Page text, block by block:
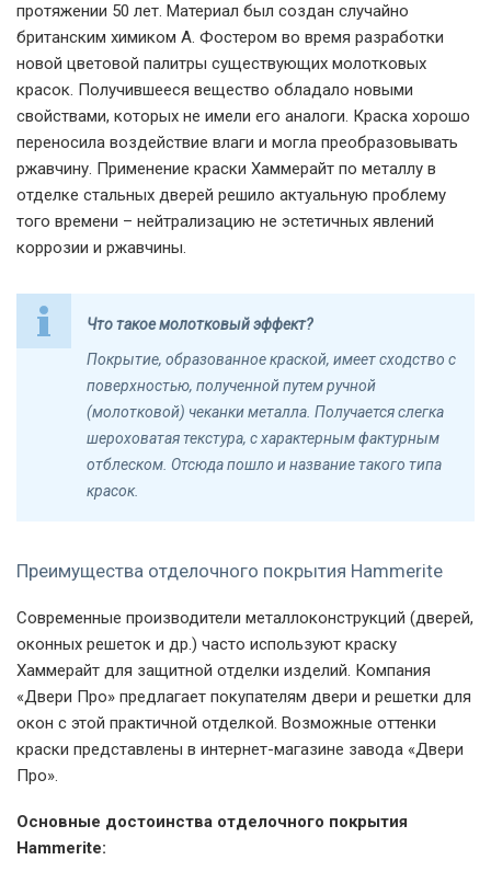
протяжении 50 лет. Материал был создан случайно
британским химиком А. Фостером во время разработки
новой цветовой палитры существующих молотковых
красок. Получившееся вещество обладало новыми
свойствами, которых не имели его аналоги. Краска хорошо
переносила воздействие влаги и могла преобразовывать
ржавчину. Применение краски Хаммерайт по металлу в
отделке стальных дверей решило актуальную проблему
того времени – нейтрализацию не эстетичных явлений
коррозии и ржавчины.
Что такое молотковый эффект?
Покрытие, образованное краской, имеет сходство с
поверхностью, полученной путем ручной
(молотковой) чеканки металла. Получается слегка
шероховатая текстура, с характерным фактурным
отблеском. Отсюда пошло и название такого типа
красок.
Преимущества отделочного покрытия Hammerite
Современные производители металлоконструкций (дверей,
оконных решеток и др.) часто используют краску
Хаммерайт для защитной отделки изделий. Компания
«Двери Про» предлагает покупателям двери и решетки для
окон с этой практичной отделкой. Возможные оттенки
краски представлены в интернет-магазине завода «Двери
Про».
Основные достоинства отделочного покрытия
Hammerite: